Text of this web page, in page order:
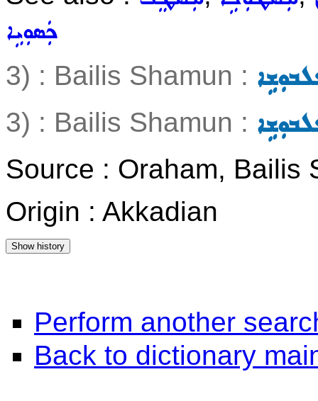
ܟܲܣܘܼܝܹܐ
3) : Bailis Shamun :
3) : Bailis Shamun :
Source : Oraham, Bailis
Origin : Akkadian
Perform another
Back to dictionary